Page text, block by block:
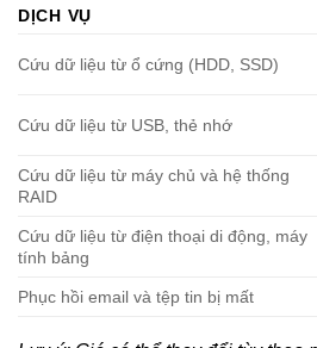
DỊCH VỤ
Cứu dữ liệu từ ổ cứng (HDD, SSD)
Cứu dữ liệu từ USB, thẻ nhớ
Cứu dữ liệu từ máy chủ và hệ thống
RAID
Cứu dữ liệu từ điện thoại di động, máy
tính bảng
Phục hồi email và tệp tin bị mất